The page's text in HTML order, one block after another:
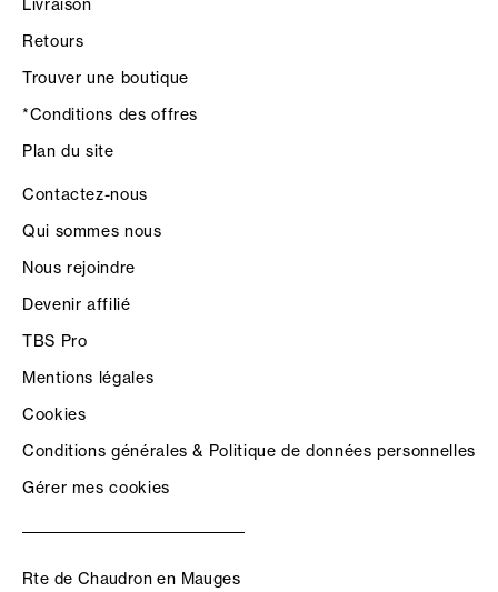
Livraison
Retours
Trouver une boutique
*Conditions des offres
Plan du site
Contactez-nous
Qui sommes nous
Nous rejoindre
Devenir affilié
TBS Pro
Mentions légales
Cookies
Conditions générales & Politique de données personnelles
Gérer mes cookies
Rte de Chaudron en Mauges